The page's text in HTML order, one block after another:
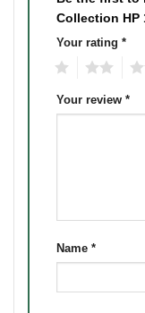
Collection HP
Your rating *
Your review *
Name *